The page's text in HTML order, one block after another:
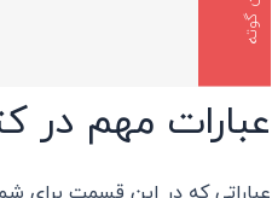
عبارات مهم در